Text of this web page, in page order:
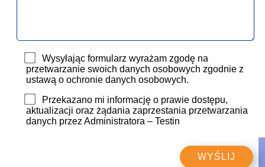
Wysyłając formularz wyrażam zgodę na
przetwarzanie swoich danych osobowych zgodnie z
ustawą o ochronie danych osobowych.
Przekazano mi informację o prawie dostępu,
aktualizacji oraz żądania zaprzestania przetwarzania
danych przez Administratora – Testin